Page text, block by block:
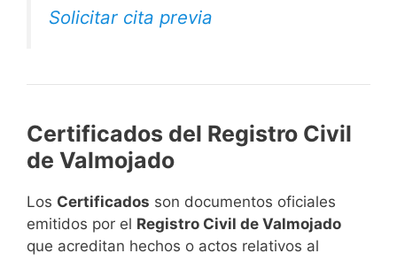
Solicitar cita previa
Certificados del Registro Civil
de Valmojado
Los Certificados son documentos oficiales
emitidos por el Registro Civil de Valmojado
que acreditan hechos o actos relativos al